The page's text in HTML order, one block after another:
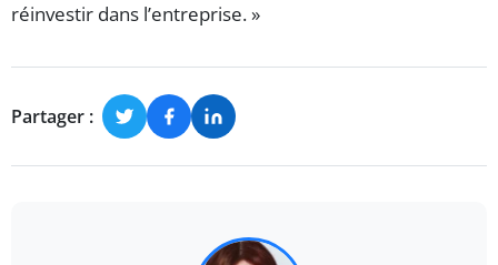
réinvestir dans l’entreprise. »
Partager :